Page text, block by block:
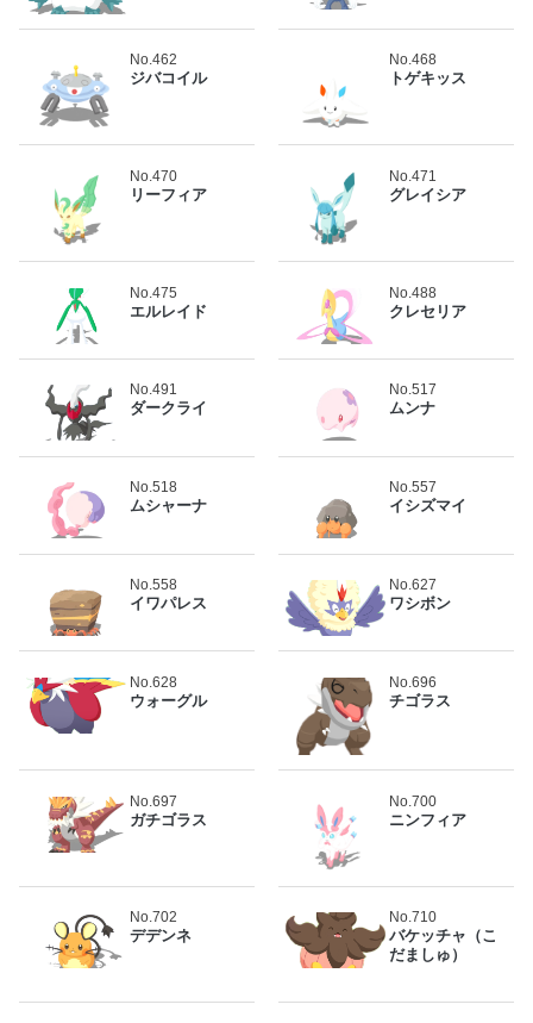
No.462
ジバコイル
No.468
トゲキッス
No.470
リーフィア
No.471
グレイシア
No.475
エルレイド
No.488
クレセリア
No.491
ダークライ
No.517
ムンナ
No.518
ムシャーナ
No.557
イシズマイ
No.558
イワパレス
No.627
ワシボン
No.628
ウォーグル
No.696
チゴラス
No.697
ガチゴラス
No.700
ニンフィア
No.702
デデンネ
No.710
バケッチャ（こ
だましゅ）